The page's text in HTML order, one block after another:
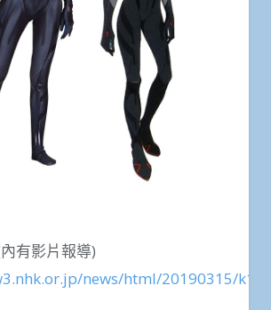
有影片報導)
news/html/20190315/